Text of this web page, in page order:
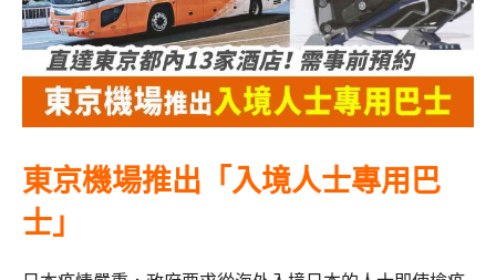
東京機場推出「入境人士專用巴
士」